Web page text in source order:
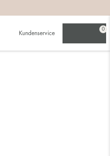
Kundenservice
0